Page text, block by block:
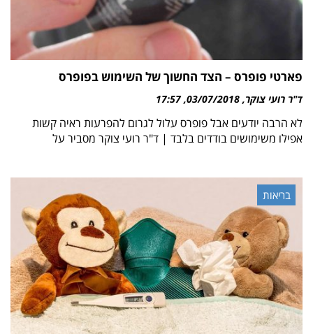
פארטי פופרס – הצד החשוך של השימוש בפופרס
ד"ר רועי צוקר 03/07/2018
17:57
לא הרבה יודעים אבל פופרס עלול לגרום להפרעות ראיה קשות
אפילו משימושים בודדים בלבד | ד"ר רועי צוקר מסביר על
בריאות